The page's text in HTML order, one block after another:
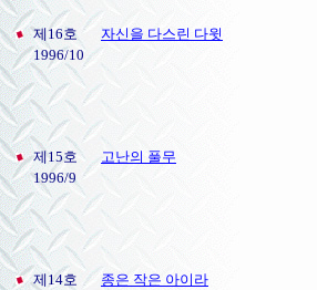
제16호
1996/10
자신을 다스린 다윗
제15호
1996/9
고난의 풀무
제14호
종은 작은 아이라